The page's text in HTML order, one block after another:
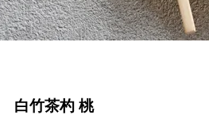
白竹茶杓 桃